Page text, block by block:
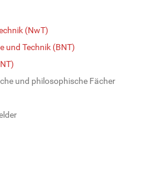
(NwT)
und Technik (BNT)
und philosophische Fächer